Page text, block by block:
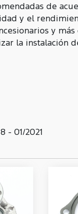
de
y el
y
la instalación
- 01/2021